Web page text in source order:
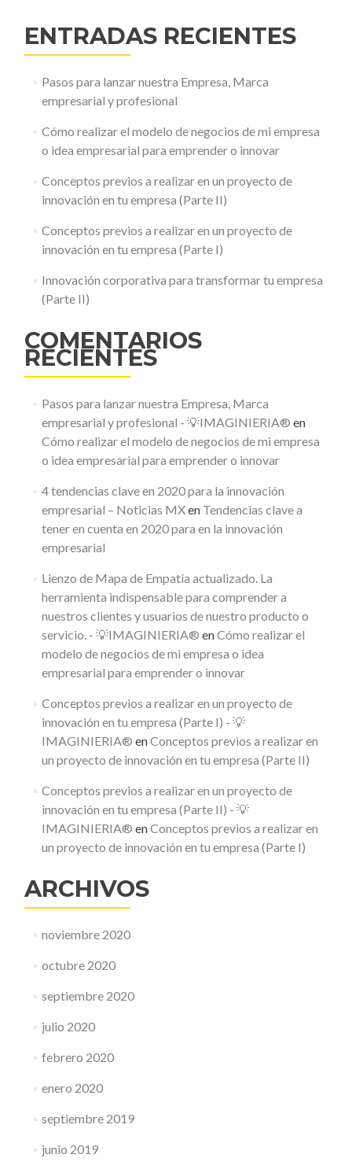
esfera
creativa
ENTRADAS RECIENTES
Pasos para lanzar nuestra Empresa, Marca
empresarial y profesional
Cómo realizar el modelo de negocios de mi empresa
o idea empresarial para emprender o innovar
Conceptos previos a realizar en un proyecto de
innovación en tu empresa (Parte II)
Conceptos previos a realizar en un proyecto de
innovación en tu empresa (Parte I)
Innovación corporativa para transformar tu empresa
(Parte II)
COMENTARIOS
RECIENTES
Pasos para lanzar nuestra Empresa, Marca
empresarial y profesional - 💡IMAGINIERIA® en
Cómo realizar el modelo de negocios de mi empresa
o idea empresarial para emprender o innovar
4 tendencias clave en 2020 para la innovación
empresarial – Noticias MXen Tendencias clave a
tener en cuenta en 2020 para en la innovación
empresarial
Lienzo de Mapa de Empatía actualizado. La
herramienta indispensable para comprender a
nuestros clientes y usuarios de nuestro producto o
servicio. - 💡IMAGINIERIA® enCómo realizar el
modelo de negocios de mi empresa o idea
empresarial para emprender o innovar
Conceptos previos a realizar en un proyecto de
innovación en tu empresa (Parte I) - 💡
IMAGINIERIA® enConceptos previos a realizar en
un proyecto de innovación en tu empresa (Parte II)
Conceptos previos a realizar en un proyecto de
innovación en tu empresa (Parte II) - 💡
IMAGINIERIA® enConceptos previos a realizar en
un proyecto de innovación en tu empresa (Parte I)
ARCHIVOS
noviembre 2020
octubre 2020
septiembre 2020
julio 2020
febrero 2020
enero 2020
septiembre 2019
junio 2019